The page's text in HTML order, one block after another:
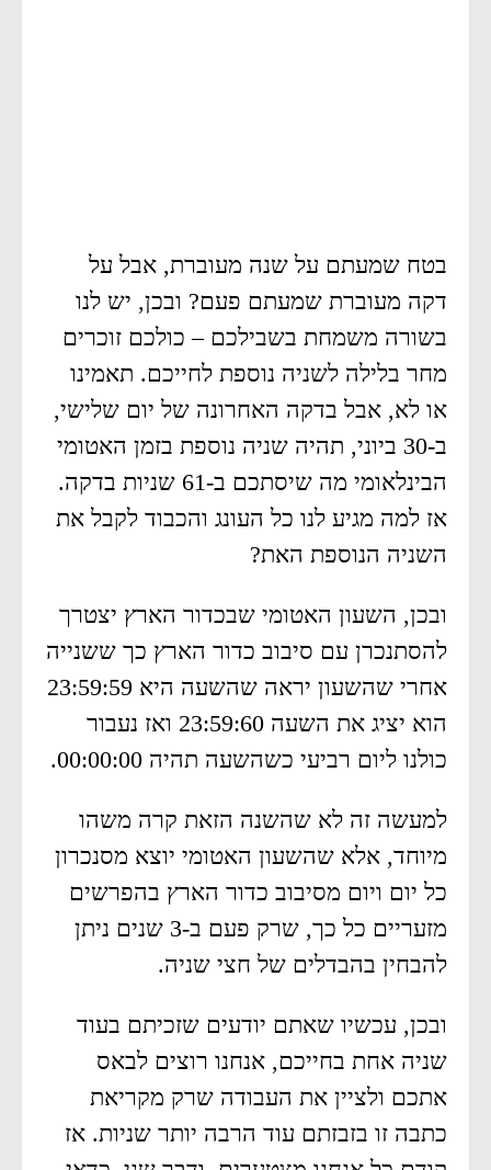
בטח שמעתם על שנה מעוברת, אבל על
דקה מעוברת שמעתם פעם? ובכן, יש לנו
בשורה משמחת בשבילכם – כולכם זוכרים
מחר בלילה לשניה נוספת לחייכם. תאמינו
או לא, אבל בדקה האחרונה של יום שלישי,
ב-30 ביוני, תהיה שניה נוספת בזמן האטומי
הבינלאומי מה שיסתכם ב-61 שניות בדקה.
אז למה מגיע לנו כל העונג והכבוד לקבל את
השניה הנוספת האת?
ובכן, השעון האטומי שבכדור הארץ יצטרך
להסתנכרן עם סיבוב כדור הארץ כך ששנייה
אחרי שהשעון יראה שהשעה היא 23:59:59
הוא יציג את השעה 23:59:60 ואז נעבור
כולנו ליום רביעי כשהשעה תהיה 00:00:00.
למעשה זה לא שהשנה הזאת קרה משהו
מיוחד, אלא שהשעון האטומי יוצא מסנכרון
כל יום ויום מסיבוב כדור הארץ בהפרשים
מזעריים כל כך, שרק פעם ב-3 שנים ניתן
להבחין בהבדלים של חצי שניה.
ובכן, עכשיו שאתם יודעים שזכיתם בעוד
שניה אחת בחייכם, אנחנו רוצים לבאס
אתכם ולציין את העבודה שרק מקריאת
כתבה זו בזבזתם עוד הרבה יותר שניות. אז